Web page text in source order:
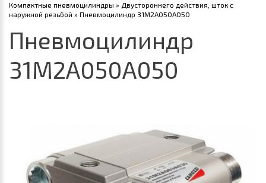
Компактные пневмоцилиндры » Двустороннего действия, шток с
наружной резьбой » Пневмоцилиндр 31M2A050A050
Пневмоцилиндр
31M2A050A050